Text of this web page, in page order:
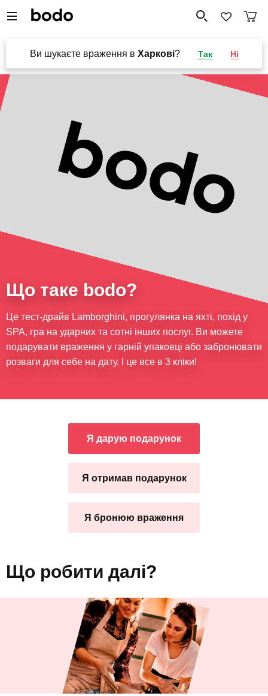
Ви шукаєте враження в Харкові? Так Ні
Що таке bodo?
Це тест-драйв Lamborghini, прогулянка на яхті, похід у
SPA, гра на ударних та сотні інших послуг. Ви можете
подарувати враження у гарній упаковці або забронювати
розваги для себе на дату. І це все в 3 кліки!
Я дарую подарунок
Я отримав подарунок
Я бронюю враження
Що робити далі?